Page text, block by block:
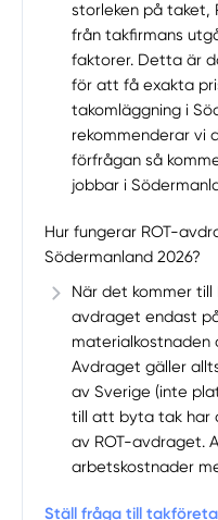
storleken på taket,
från takfirmans
faktorer. Detta är
för att få exakta
takomläggning i
rekommenderar vi
förfrågan så
jobbar i
Hur fungerar ROT-
Södermanland 2026?
När det kommer
avdraget endast
materialkostnaden
Avdraget gäller
av Sverige (inte
till att byta tak har
av ROT-avdraget.
arbetskostnader
Ställ fråga till